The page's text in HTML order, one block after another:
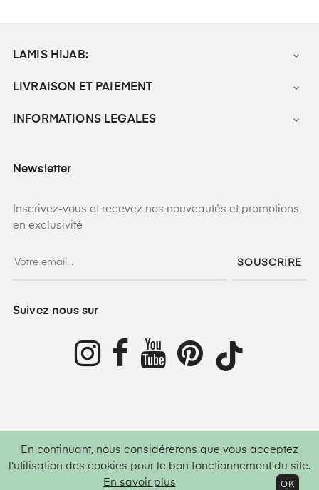
LAMIS HIJAB: 
LIVRAISON ET PAIEMENT 
INFORMATIONS LEGALES 
Newsletter
Inscrivez-vous et recevez nos nouveautés et promotions
en exclusivité
SOUSCRIRE
Suivez nous sur
©2026 Lamis Hijab ®Tous droits réservés
En continuant, nous considérerons que vous acceptez
l'utilisation des cookies pour le bon fonctionnement du site.
En savoir plus
OK